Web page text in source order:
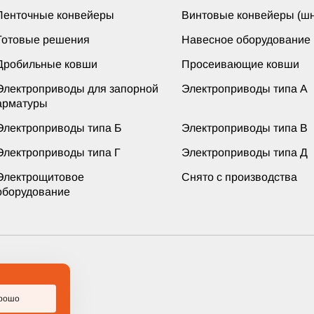
конвейеры Винтовые конвейеры
решения Навесное оборудование
ковши Просеивающие ковши
для запорной
Электроприводы типа А
типа Б Электроприводы типа В
типа Г Электроприводы типа Д
Снято с производства